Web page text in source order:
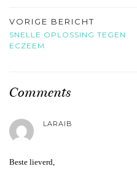
VORIGE BERICHT
SNELLE OPLOSSING TEGEN
ECZEEM
Comments
LARAIB
Beste lieverd,